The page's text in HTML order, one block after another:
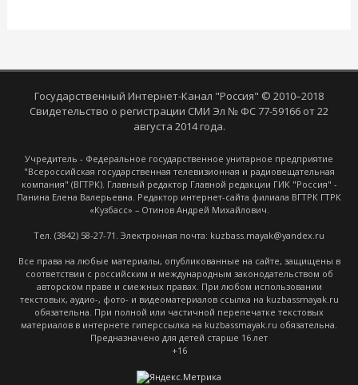
Государственный Интернет-Канал "Россия" © 2010–2018
Свидетельство о регистрации СМИ Эл № ФС 77-59166 от 22
августа 2014 года.
Учредитель - Федеральное государственное унитарное предприятие
"Всероссийская государственная телевизионная и радиовещательная
компания" (ВГТРК). Главный редактор Главной редакции ГИК "Россия" -
Панина Елена Валерьевна. Редактор интернет-сайта филиала ВГТРК ГТРК
«Кузбасс» – Отинов Андрей Михайлович.
Тел. (3842) 58-27-71. Электронная почта: kuzbass.mayak@yandex.ru
Все права на любые материалы, опубликованные на сайте, защищены в
соответствии с российским и международным законодательством об
авторском праве и смежных правах. При любом использовании
текстовых, аудио-, фото- и видеоматериалов ссылка на kuzbassmayak.ru
обязательна. При полной или частичной перепечатке текстовых
материалов в интернете гиперссылка на kuzbassmayak.ru обязательна.
Предназначено для детей старше 16 лет
+16